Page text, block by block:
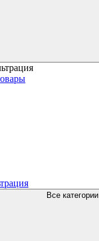
Все категории